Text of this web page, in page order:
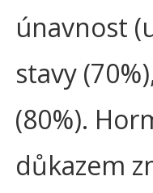
únavnost
stavy
(80%).
důkazem